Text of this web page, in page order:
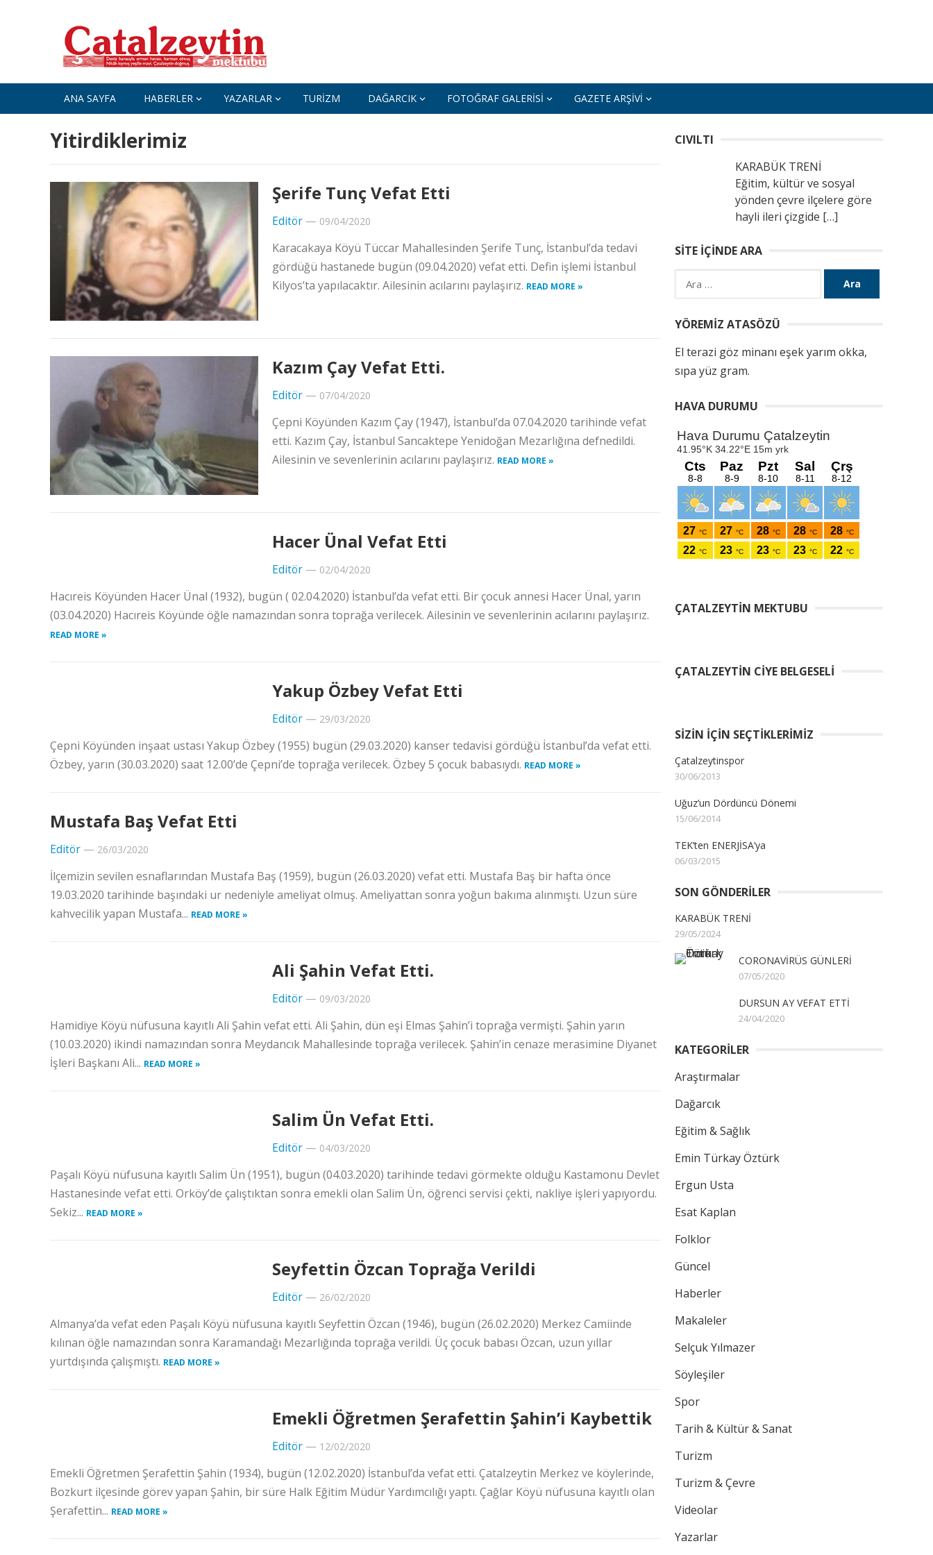
ANA SAYFA HABERLER YAZARLAR TURIZM DAĞARCIK FOTOĞRAF GALERISI GAZETE ARŞIVI
Yitirdiklerimiz
Şerife Tunç Vefat Etti
Editör — 09/04/2020
Karacakaya Köyü Tüccar Mahallesinden Şerife Tunç, İstanbul’da tedavi
gördüğü hastanede bugün (09.04.2020) vefat etti. Defin işlemi İstanbul
Kilyos’ta yapılacaktır. Ailesinin acılarını paylaşırız. READ MORE »
Kazım Çay Vefat Etti.
Editör — 07/04/2020
Çepni Köyünden Kazım Çay (1947), İstanbul’da 07.04.2020 tarihinde vefat
etti. Kazım Çay, İstanbul Sancaktepe Yenidoğan Mezarlığına defnedildi.
Ailesinin ve sevenlerinin acılarını paylaşırız. READ MORE »
Hacer Ünal Vefat Etti
Editör — 02/04/2020
Hacıreis Köyünden Hacer Ünal (1932), bugün ( 02.04.2020) İstanbul’da vefat etti. Bir çocuk annesi Hacer Ünal, yarın
(03.04.2020) Hacıreis Köyünde öğle namazından sonra toprağa verilecek. Ailesinin ve sevenlerinin acılarını paylaşırız.
READ MORE »
Yakup Özbey Vefat Etti
Editör — 29/03/2020
Çepni Köyünden inşaat ustası Yakup Özbey (1955) bugün (29.03.2020) kanser tedavisi gördüğü İstanbul’da vefat etti.
Özbey, yarın (30.03.2020) saat 12.00’de Çepni’de toprağa verilecek. Özbey 5 çocuk babasıydı. READ MORE »
Mustafa Baş Vefat Etti
Editör — 26/03/2020
İlçemizin sevilen esnaflarından Mustafa Baş (1959), bugün (26.03.2020) vefat etti. Mustafa Baş bir hafta önce
19.03.2020 tarihinde başındaki ur nedeniyle ameliyat olmuş. Ameliyattan sonra yoğun bakıma alınmıştı. Uzun süre
kahvecilik yapan Mustafa... READ MORE »
Ali Şahin Vefat Etti.
Editör — 09/03/2020
Hamidiye Köyü nüfusuna kayıtlı Ali Şahin vefat etti. Ali Şahin, dün eşi Elmas Şahin’i toprağa vermişti. Şahin yarın
(10.03.2020) ikindi namazından sonra Meydancık Mahallesinde toprağa verilecek. Şahin’in cenaze merasimine Diyanet
İşleri Başkanı Ali... READ MORE »
Salim Ün Vefat Etti.
Editör — 04/03/2020
Paşalı Köyü nüfusuna kayıtlı Salim Ün (1951), bugün (04.03.2020) tarihinde tedavi görmekte olduğu Kastamonu Devlet
Hastanesinde vefat etti. Orköy’de çalıştıktan sonra emekli olan Salim Ün, öğrenci servisi çekti, nakliye işleri yapıyordu.
Sekiz... READ MORE »
Seyfettin Özcan Toprağa Verildi
Editör — 26/02/2020
Almanya’da vefat eden Paşalı Köyü nüfusuna kayıtlı Seyfettin Özcan (1946), bugün (26.02.2020) Merkez Camiinde
kılınan öğle namazından sonra Karamandağı Mezarlığında toprağa verildi. Üç çocuk babası Özcan, uzun yıllar
yurtdışında çalışmıştı. READ MORE »
Emekli Öğretmen Şerafettin Şahin’i Kaybettik
Editör — 12/02/2020
Emekli Öğretmen Şerafettin Şahin (1934), bugün (12.02.2020) İstanbul’da vefat etti. Çatalzeytin Merkez ve köylerinde,
Bozkurt ilçesinde görev yapan Şahin, bir süre Halk Eğitim Müdür Yardımcılığı yaptı. Çağlar Köyü nüfusuna kayıtlı olan
Şerafettin... READ MORE »
CIVILTI
KARABÜK TRENİ
Eğitim, kültür ve sosyal
yönden çevre ilçelere göre
hayli ileri çizgide […]
SITE İÇINDE ARA
Arama:
YÖREMIZ ATASÖZÜ
El terazi göz minanı eşek yarım okka,
sıpa yüz gram.
HAVA DURUMU
ÇATALZEYTIN MEKTUBU
ÇATALZEYTIN CIYE BELGESELI
SIZIN İÇIN SEÇTIKLERIMIZ
Çatalzeytinspor
30/06/2013
Uğuz’un Dördüncü Dönemi
15/06/2014
TEK’ten ENERJİSA’ya
06/03/2015
SON GÖNDERILER
KARABÜK TRENİ
29/05/2024
CORONAVİRÜS GÜNLERİ
07/05/2020
DURSUN AY VEFAT ETTİ
24/04/2020
KATEGORİLER
Araştırmalar
Dağarcık
Eğitim & Sağlık
Emin Türkay Öztürk
Ergun Usta
Esat Kaplan
Folklor
Güncel
Haberler
Makaleler
Selçuk Yılmazer
Söyleşiler
Spor
Tarih & Kültür & Sanat
Turizm
Turizm & Çevre
Videolar
Yazarlar